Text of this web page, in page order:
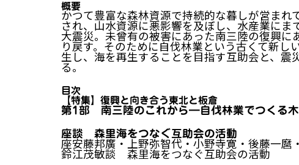
概要
かつて豊富な森林資源で持続的な暮しが営ま
され、山水資源に悪影響を及ぼし、水産業に
大震災。未曾有の被害にあった南三陸の復興
り戻す。そのために自伐林業という古くて新
生し、海を再生することを目指す互助会と、
る。
目次
【特集】復興と向き合う東北と板倉
第1部 南三陸のこれから―自伐林業でつくる
座談 森里海をつなぐ互助会の活動
座安藤邦廣・上野弥智代・小野寺寛・後藤一麿
鈴江茂敏談 森里海をつなぐ互助会の活動